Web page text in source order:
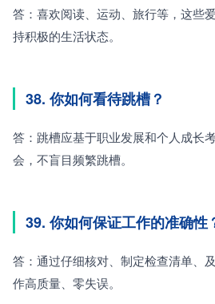
答：喜欢阅读、运动、旅行等，这些
持积极的生活状态。
38. 你如何看待跳槽？
答：跳槽应基于职业发展和个人成长
会，不盲目频繁跳槽。
39. 你如何保证工作的准确性
答：通过仔细核对、制定检查清单、
作高质量、零失误。